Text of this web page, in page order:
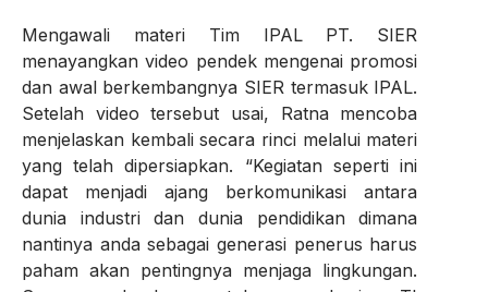
Mengawali materi Tim IPAL PT. SIER
menayangkan video pendek mengenai promosi
dan awal berkembangnya SIER termasuk IPAL.
Setelah video tersebut usai, Ratna mencoba
menjelaskan kembali secara rinci melalui materi
yang telah dipersiapkan. “Kegiatan seperti ini
dapat menjadi ajang berkomunikasi antara
dunia industri dan dunia pendidikan dimana
nantinya anda sebagai generasi penerus harus
paham akan pentingnya menjaga lingkungan.